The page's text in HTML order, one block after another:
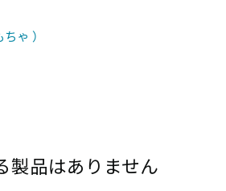
ちゃ ）
製品はありません